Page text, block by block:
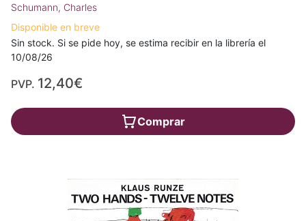
Schumann, Charles
Disponible en breve
Sin stock. Si se pide hoy, se estima recibir en la librería el
10/08/26
PVP. 12,40€
Comprar